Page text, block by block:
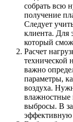
собрать всю
получение
Следует
клиента. Для
который
Расчет
технической
важно
параметры,
воздуха.
влажностные
выбросы. В
эффективную